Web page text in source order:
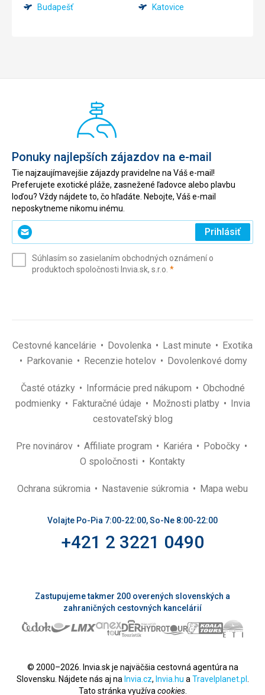
Budapešť
Katovice
Ponuky najlepších zájazdov na e-mail
Tie najzaujímavejšie zájazdy pravidelne na Váš e-mail!
Preferujete exotické pláže, zasnežené ľadovce alebo plavbu
loďou? Vždy nájdete to, čo hľadáte. Nebojte, Váš e-mail
neposkytneme nikomu inému.
Zadajte
svoj
(povinné)
Prihlásiť
Súhlasím so zasielaním obchodných oznámení o
produktoch spoločnosti Invia.sk, s.r.o. *(povinné)
Cestovné kancelárie Dovolenka Last minute
Exotika
Parkovanie
Recenzie hotelov Dovolenkové domy
Časté otázky Informácie pred nákupom
Obchodné
podmienky
Fakturačné údaje Možnosti platby
Invia
cestovateľský blog
Pre novinárov Affiliate program Kariéra
Pobočky
O spoločnosti
Kontakty
Ochrana súkromia Nastavenie súkromia Mapa webu
Volajte Po-Pia 7:00-22:00, So-Ne 8:00-22:00
+421 2 3221 0490
Zastupujeme takmer 200 overených slovenských a
zahraničných cestovných kancelárií
© 2000–2026. Invia.sk je najväčšia cestovná agentúra na
Slovensku. Nájdete nás aj na Invia.cz, Invia.hu a Travelplanet.pl
Tato stránka využíva cookies.